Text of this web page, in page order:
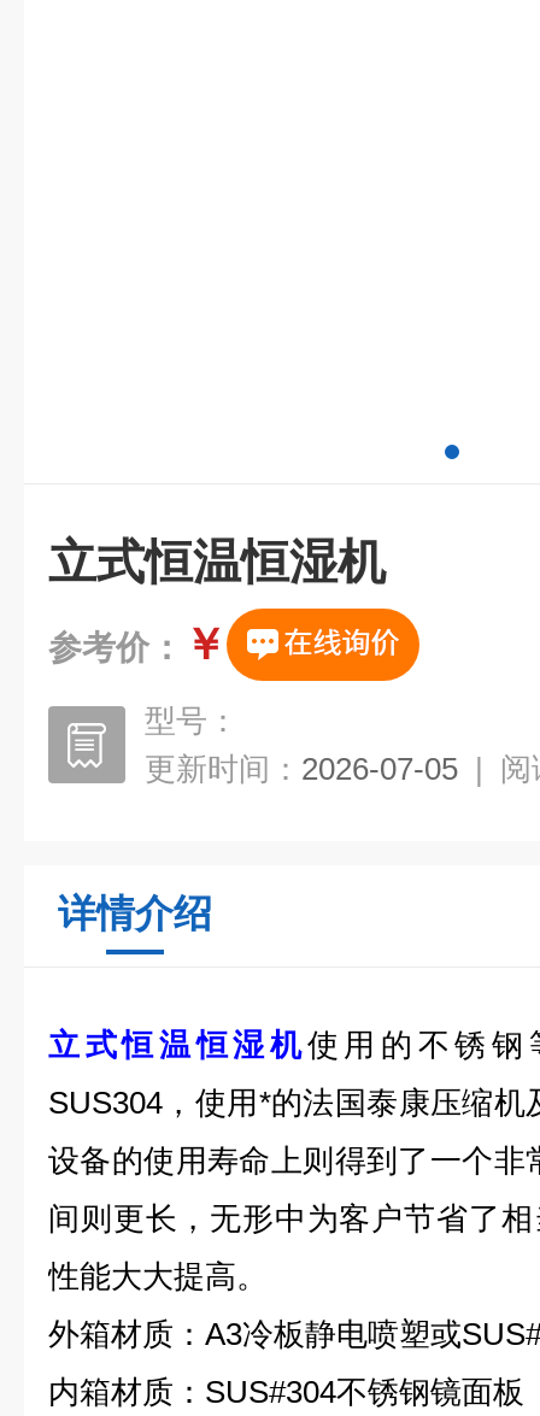
立式恒温恒湿机
参考价： ￥
型号：
更新时间： 2026-07-05 | 阅
详情介绍
立式恒温恒湿机使用的不锈钢
SUS304 ，使用*的法国泰康压缩
设备的使用寿命上则得到了一个非
间则更长，无形中为客户节省了
性能大大提高。
外箱材质： A3冷板静电喷塑或
内箱材质： SUS#304不锈钢镜面板